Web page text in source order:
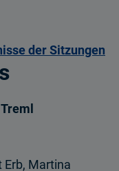
der Sitzungen
Erb, Martina